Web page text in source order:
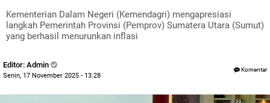
Kementerian Dalam Negeri (Kemendagri) mengapresiasi
langkah Pemerintah Provinsi (Pemprov) Sumatera Utara (Sumut)
yang berhasil menurunkan inflasi
Editor: Admin
Senin, 17 November 2025 - 13.28
Komentar